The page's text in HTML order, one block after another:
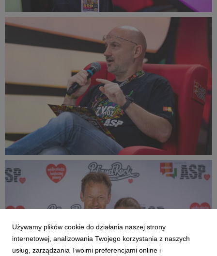
PR2022_Lucyna_Lewandowska_9195_small_1500x999.jpg
299 KB
PR2022_Lucyna_Lewandowska_9172_small_1500x999.jpg
337 KB
Używamy plików cookie do działania naszej strony
internetowej, analizowania Twojego korzystania z naszych
usług, zarządzania Twoimi preferencjami online i